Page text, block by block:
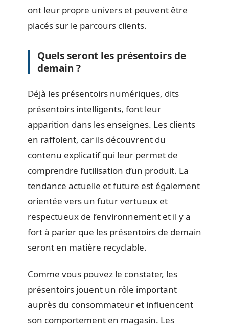
ont leur propre univers et peuvent être
placés sur le parcours clients.
Quels seront les présentoirs de
demain ?
Déjà les présentoirs numériques, dits
présentoirs intelligents, font leur
apparition dans les enseignes. Les clients
en raffolent, car ils découvrent du
contenu explicatif qui leur permet de
comprendre l’utilisation d’un produit. La
tendance actuelle et future est également
orientée vers un futur vertueux et
respectueux de l’environnement et il y a
fort à parier que les présentoirs de demain
seront en matière recyclable.
Comme vous pouvez le constater, les
présentoirs jouent un rôle important
auprès du consommateur et influencent
son comportement en magasin. Les